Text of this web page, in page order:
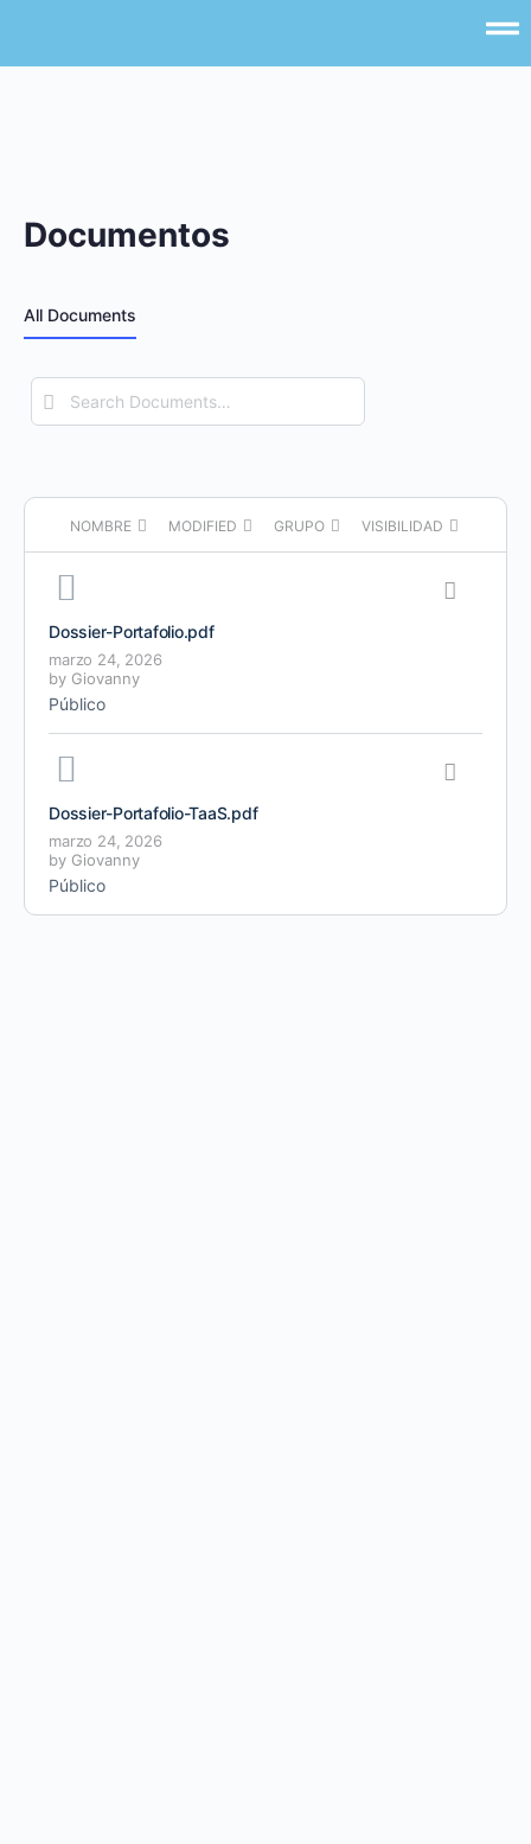
Documentos
All Documents
Search
Documents…
NOMBRE MODIFIED GRUPO VISIBILIDAD
Dossier-Portafolio.pdf
marzo 24, 2026
by Giovanny
Público
Dossier-Portafolio-TaaS.pdf
marzo 24, 2026
by Giovanny
Público